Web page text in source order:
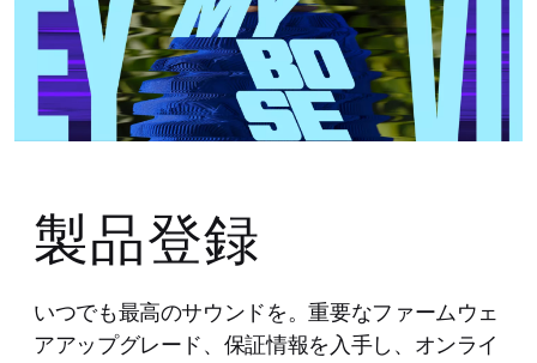
製品登録
いつでも最高のサウンドを。重要なファームウェ
アアップグレード、保証情報を入手し、オンライ